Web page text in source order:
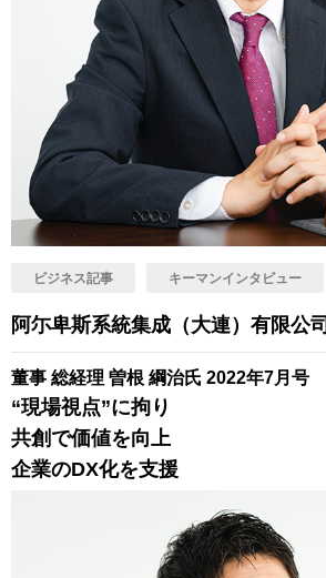
ビジネス記事 キーマンインタビュー
阿尓卑斯系統集成（大連）有限公司
董事 総経理 曽根 綱治氏 2022年7月号
“現場視点”に拘り
共創で価値を向上
企業のDX化を支援